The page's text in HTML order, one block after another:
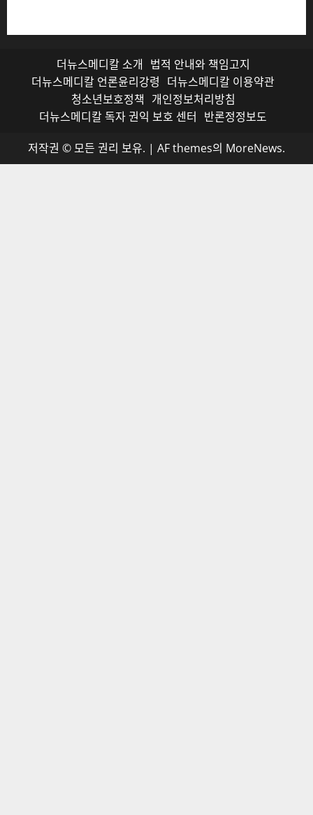
더뉴스메디칼 소개 법적 안내와 책임고지
더뉴스메디칼 언론윤리강령 더뉴스메디칼 이용약관
청소년보호정책 개인정보처리방침
더뉴스메디칼 독자 권익 보호 센터 반론정정보도
저작권 © 모든 권리 보유. | AF themes의 MoreNews.